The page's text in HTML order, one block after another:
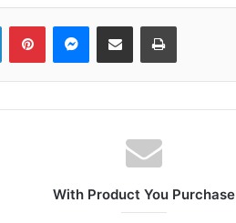
LinkedInPinterestMessenger
Share via Email Print
With Product You Purchase